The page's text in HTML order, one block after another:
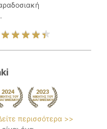
περισσότερα >>